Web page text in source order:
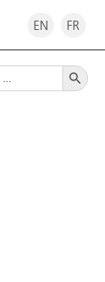
EN FR
Search Button